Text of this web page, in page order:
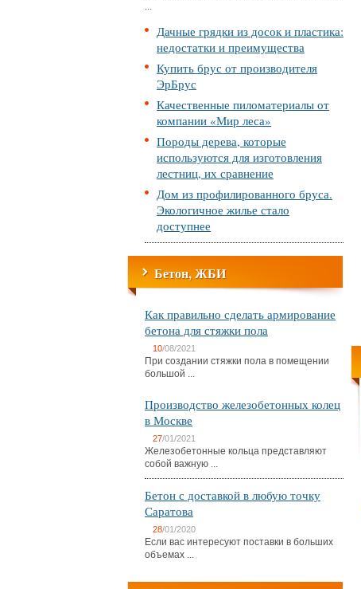
...
Дачные грядки из досок и пластика:
недостатки и преимущества
Купить брус от производителя
ЭрБрус
Качественные пиломатериалы от
компании «Мир леса»
Породы дерева, которые
используются для изготовления
лестниц, их сравнение
Дом из профилированного бруса.
Экологичное жилье стало
доступнее
Бетон, ЖБИ
Как правильно сделать армирование
бетона для стяжки пола
10/08/2021
При создании стяжки пола в помещении
большой ...
Производство железобетонных колец
в Москве
27/01/2021
Железобетонные кольца представляют
собой важную ...
Бетон с доставкой в любую точку
Саратова
28/01/2020
Если вас интересуют поставки в больших
объемах ...